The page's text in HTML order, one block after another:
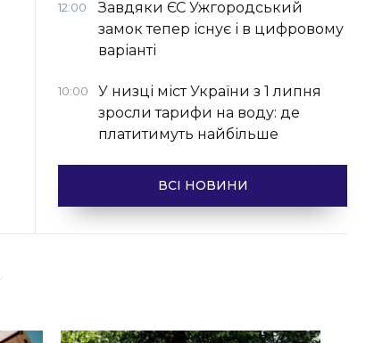
12:00
Завдяки ЄС Ужгородський
замок тепер існує і в цифровому
варіанті
10:00
У низці міст України з 1 липня
зросли тарифи на воду: де
платитимуть найбільше
ВСІ НОВИНИ